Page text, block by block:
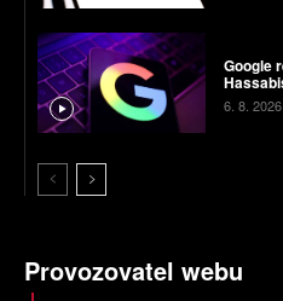
Google
6. 8. 2026
Provozovatel webu